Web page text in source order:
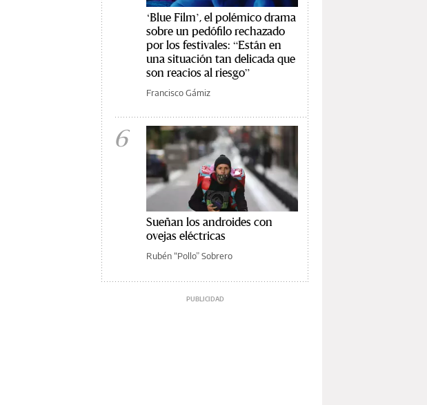
‘Blue Film’, el polémico drama
sobre un pedófilo rechazado
por los festivales: “Están en
una situación tan delicada que
son reacios al riesgo”
Francisco Gámiz
6
Sueñan los androides con
ovejas eléctricas
Rubén “Pollo” Sobrero